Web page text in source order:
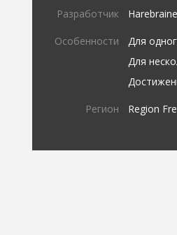
Разработчик
Особенности
Для
Для
Регион Region